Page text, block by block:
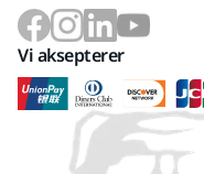
Vi aksepterer